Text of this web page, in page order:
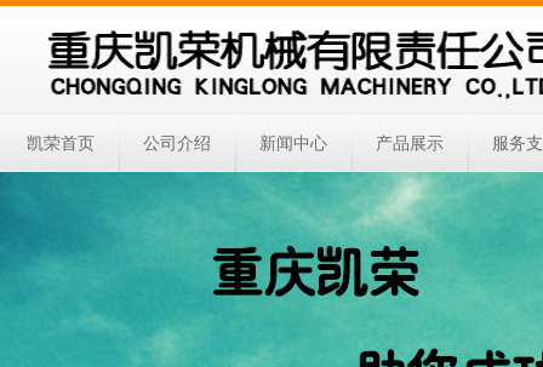
凯荣首页 公司介绍 新闻中心 产品展示 服务